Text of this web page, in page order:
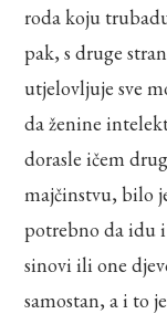
roda koju
pak, s druge
utjelovljuje sve
da ženine
dorasle ičem
majčinstvu, bilo
potrebno da idu
sinovi ili one
samostan, a i to